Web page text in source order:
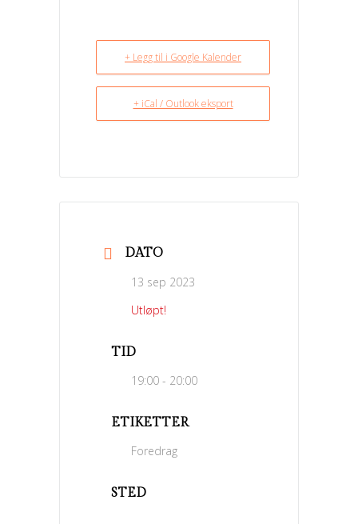
+ Legg til i Google Kalender
+ iCal / Outlook eksport
DATO
13 sep 2023
Utløpt!
TID
19:00 - 20:00
ETIKETTER
Foredrag
STED